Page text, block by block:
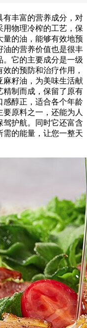
有丰富的营养成分，对
用物理冷榨的工艺，保
量的油，能够有效地预
油的营养价值也是很丰
它的主要成分是一级
的预防和治疗作用，
麻籽油，为美味生活献
精制而成，保留了原有
感醇正，适合各个年龄
原料之一，还能为人
护航。同时它还富含
需的能量，让您一整天